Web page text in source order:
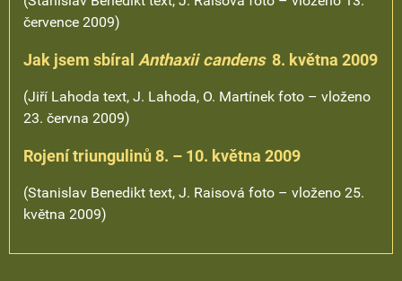
července 2009)
Jak jsem sbíral Anthaxii candens8. května 2009
(Jiří Lahoda text, J. Lahoda, O. Martínek foto – vloženo
23. června 2009)
Rojení triungulinů 8. – 10. května 2009
(Stanislav Benedikt text, J. Raisová foto – vloženo 25.
května 2009)